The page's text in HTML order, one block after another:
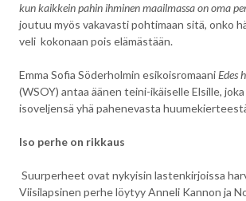
kun kaikkein pahin ihminen maailmassa on oma
joutuu myös vakavasti pohtimaan sitä, onko
veli kokonaan pois elämästään.
Emma Sofia Söderholmin esikoisromaaniEdes
(WSOY) antaa äänen teini-ikäiselle Elsille,
isoveljensä yhä pahenevasta
Iso perhe on rikkaus
Suurperheet ovat nykyisin lastenkirjoissa
Viisilapsinen perhe löytyy Anneli Kannon ja